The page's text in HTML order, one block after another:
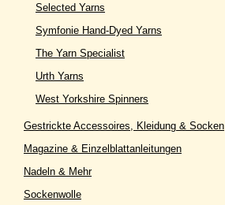
Selected Yarns
Symfonie Hand-Dyed Yarns
The Yarn Specialist
Urth Yarns
West Yorkshire Spinners
Gestrickte Accessoires, Kleidung & Socken
Magazine & Einzelblattanleitungen
Nadeln & Mehr
Sockenwolle